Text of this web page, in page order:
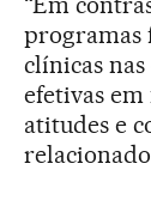
programas
clínicas
efetivas
atitudes e